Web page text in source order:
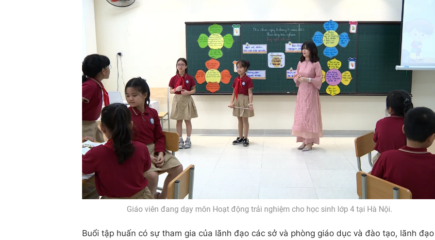
Giáo viên đang dạy môn Hoạt động trải nghiệm cho học sinh lớp 4 tại Hà Nội.
Buổi tập huấn có sự tham gia của lãnh đạo các sở và phòng giáo dục và đào tạo, lãnh đạo